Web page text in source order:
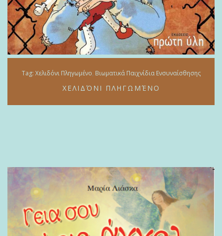
Tag: Xελιδόνι Πληγωμένο Βιωματικά Παιχνίδια Ενσυναίσθησης
XΕΛΙΔΌΝΙ ΠΛΗΓΩΜΈΝΟ